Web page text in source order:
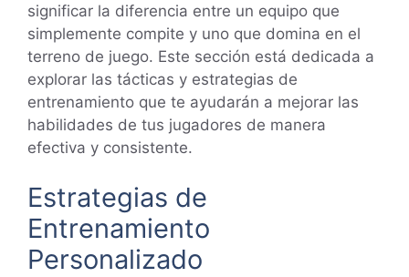
significar la diferencia entre un equipo que
simplemente compite y uno que domina en el
terreno de juego. Este sección está dedicada a
explorar las tácticas y estrategias de
entrenamiento que te ayudarán a mejorar las
habilidades de tus jugadores de manera
efectiva y consistente.
Estrategias de
Entrenamiento
Personalizado